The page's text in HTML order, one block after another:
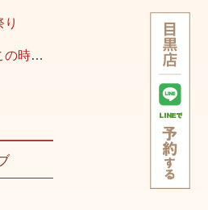
疲労が溜まりやすいこの時期こそ